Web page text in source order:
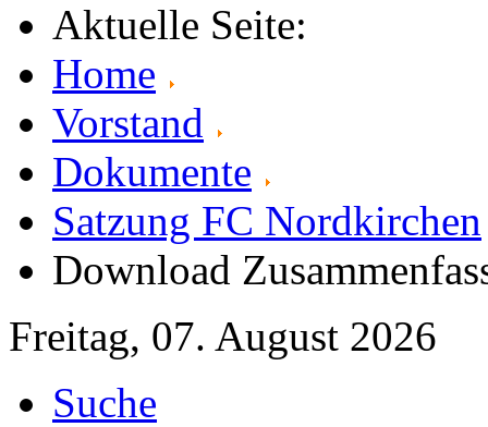
Aktuelle Seite:
Home
Vorstand
Dokumente
Satzung FC Nordkirchen
Download
Freitag, 07. August 2026
Suche